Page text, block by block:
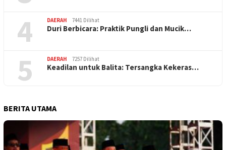
4 DAERAH 7441 Dilihat
Duri Berbicara: Praktik Pungli dan Mucik…
5 DAERAH 7257 Dilihat
Keadilan untuk Balita: Tersangka Kekeras…
BERITA UTAMA